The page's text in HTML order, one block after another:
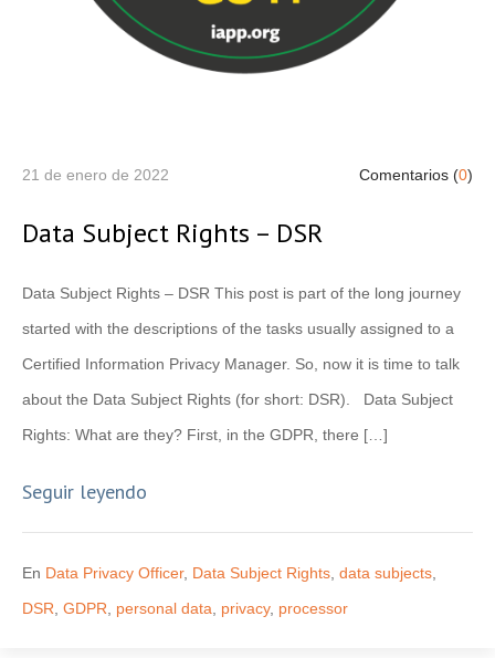
21 de enero de 2022 Comentarios (0)
Data Subject Rights – DSR
Data Subject Rights – DSR This post is part of the long journey
started with the descriptions of the tasks usually assigned to a
Certified Information Privacy Manager. So, now it is time to talk
about the Data Subject Rights (for short: DSR). Data Subject
Rights: What are they? First, in the GDPR, there […]
Seguir leyendo
En Data Privacy Officer, Data Subject Rights data subjects
DSR GDPR personal data privacy, processor